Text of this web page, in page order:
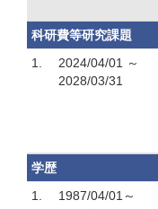
科研費等研究課題
1.
2024/04/01 ～
2028/03/31
学歴
1.
1987/04/01～